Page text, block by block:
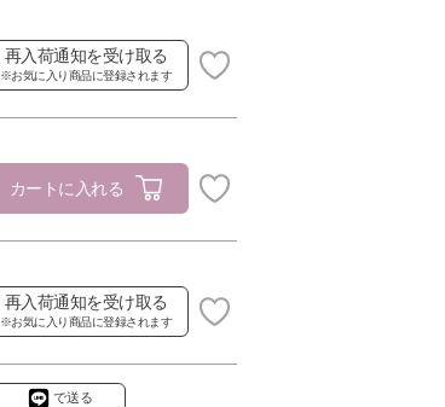
再入荷通知を受け取る
※お気に入り商品に登録されます
カートに入れる
再入荷通知を受け取る
※お気に入り商品に登録されます
で送る